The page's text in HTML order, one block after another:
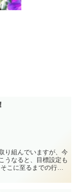
り組んでいますが、今
うなると、目標設定も